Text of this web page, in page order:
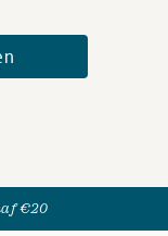
€20